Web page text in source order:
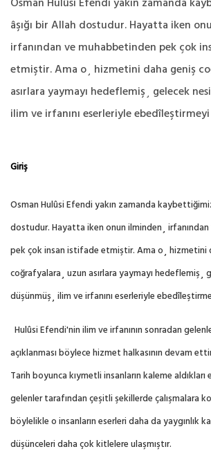
âşığı bir Allah dostudur. Hayatta iken
irfanından ve muhabbetinden pek çok
etmiştir. Ama o¸ hizmetini daha geniş
asırlara yaymayı hedeflemiş¸ gelecek
ilim ve irfanını eserleriyle
Giriş
Osman Hulûsi Efendi yakın zamanda
dostudur. Hayatta iken onun ilminden¸
pek çok insan istifade etmiştir. Ama o¸ hizmetini
coğrafyalara¸ uzun asırlara yaymayı hedeflemiş¸
düşünmüş¸ ilim ve irfanını eserleriyle
Hulûsi Efendi'nin ilim ve irfanının sonradan
açıklanması böylece hizmet halkasının devam
Tarih boyunca kıymetli insanların kaleme aldıkları
gelenler tarafından çeşitli şekillerde çalışmalara
böylelikle o insanların eserleri daha da yaygınlık
düşünceleri daha çok kitlelere ulaşmıştır.